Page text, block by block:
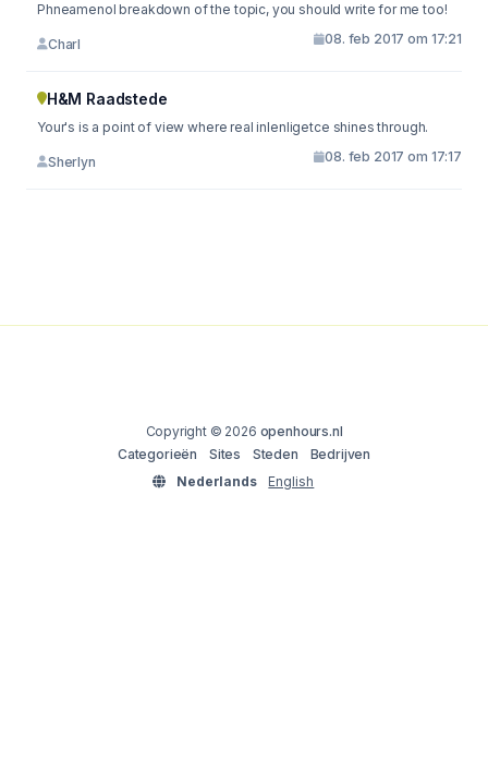
Phneamenol breakdown of the topic, you should write for me too!
Charl 08. feb 2017 om 17:21
H&M Raadstede
Your's is a point of view where real inlenligetce shines through.
Sherlyn 08. feb 2017 om 17:17
Copyright © 2026 openhours.nl
Categorieën
Sites Steden
Bedrijven
Nederlands
English